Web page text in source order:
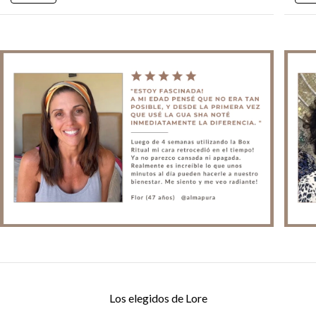
Los elegidos de Lore